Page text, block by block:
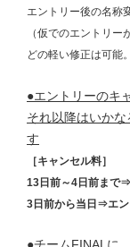
エントリー後の名称
（仮でのエントリ
どの軽い修正は可能。
●エントリーのキ
それ以降はいか
す
［キャンセル料］
13日前～4日前まで
3日前から当日⇒エ